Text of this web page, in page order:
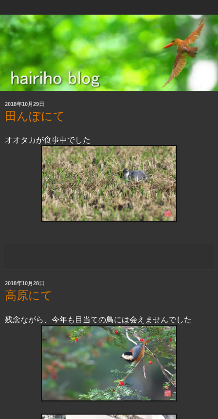
2018年10月29日
田んぼにて
オオタカが食事中でした
2018年10月28日
高原にて
残念ながら、今年も目当ての鳥には会えませんでした